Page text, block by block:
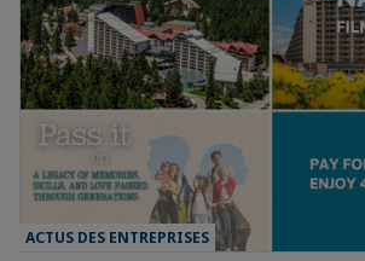
ACTUS DES ENTREPRISES